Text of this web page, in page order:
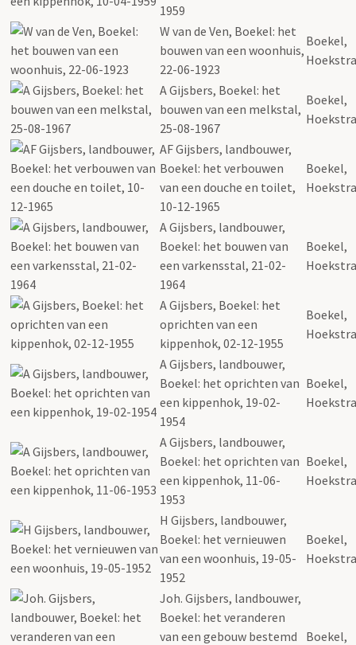
1959
W van de Ven, Boekel: het
bouwen van een woonhuis,
22-06-1923
Boekel,
A Gijsbers, Boekel: het
bouwen van een melkstal,
25-08-1967
Boekel,
AF Gijsbers, landbouwer,
Boekel: het verbouwen
van een douche en toilet,
10-12-1965
Boekel,
A Gijsbers, landbouwer,
Boekel: het bouwen van
een varkensstal, 21-02-
1964
Boekel,
A Gijsbers, Boekel: het
oprichten van een
kippenhok, 02-12-1955
Boekel,
A Gijsbers, landbouwer,
Boekel: het oprichten van
een kippenhok, 19-02-
1954
Boekel,
A Gijsbers, landbouwer,
Boekel: het oprichten van
een kippenhok, 11-06-
1953
Boekel,
H Gijsbers, landbouwer,
Boekel: het vernieuwen
van een woonhuis, 19-05-
1952
Boekel,
Joh. Gijsbers, landbouwer,
Boekel: het veranderen
van een gebouw bestemd
Boekel,